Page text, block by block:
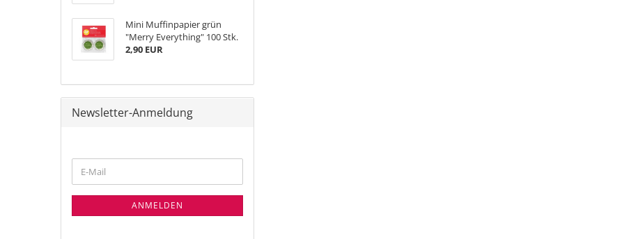
Mini Muffinpapier grün
"Merry Everything" 100 Stk.
2,90 EUR
Newsletter-Anmeldung
ZUR
NEWSLETTER-
E-
Mail
ANMELDEN